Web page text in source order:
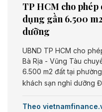
TP HCM cho
dụng gần 6.500
dưỡng
UBND TP HCM cho
Bà Rịa - Vũng Tàu
6.500 m2 đất tại
khách sạn nghỉ dưỡng
Theo